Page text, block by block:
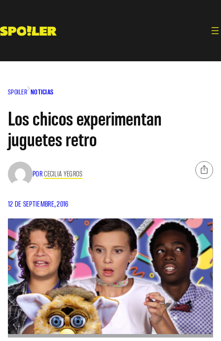
contenido
SPOILER NOTICIAS
Los chicos experimentan
juguetes retro
PORCECILIA YEGROS
12 DE SEPTIEMBRE, 2016